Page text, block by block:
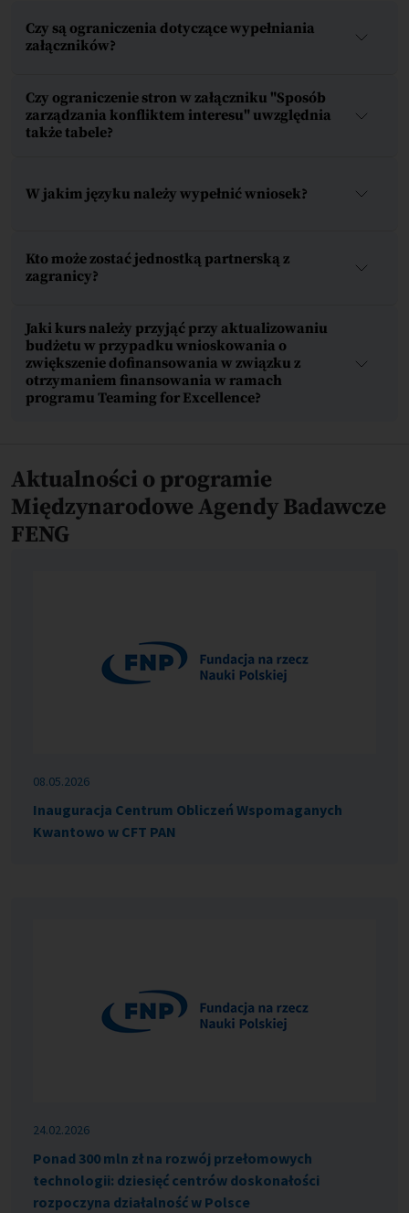
Czy są ograniczenia dotyczące wypełniania
załączników?
Czy ograniczenie stron w załączniku "Sposób
zarządzania konfliktem interesu" uwzględnia
także tabele?
W jakim języku należy wypełnić wniosek?
Kto może zostać jednostką partnerską z
zagranicy?
Jaki kurs należy przyjąć przy aktualizowaniu
budżetu w przypadku wnioskowania o
zwiększenie dofinansowania w związku z
otrzymaniem finansowania w ramach
programu Teaming for Excellence?
Aktualności o programie
Międzynarodowe Agendy Badawcze
FENG
08.05.2026
Inauguracja Centrum Obliczeń Wspomaganych
Kwantowo w CFT PAN
24.02.2026
Ponad 300 mln zł na rozwój przełomowych
technologii: dziesięć centrów doskonałości
rozpoczyna działalność w Polsce